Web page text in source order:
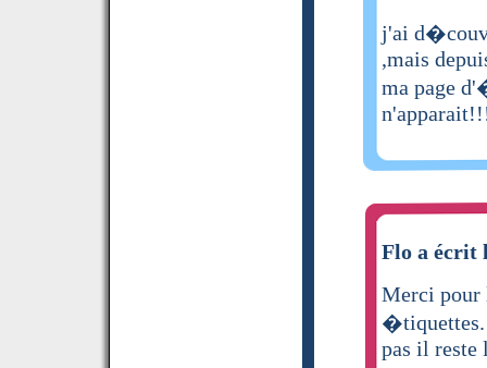
j'ai
,mais
ma page
Flo a écrit
Merci pour
pas il reste